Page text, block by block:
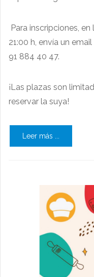
Para inscripciones,
21:00 h, envía un email
91 884 40 47.
¡Las plazas son
reservar la suya!
Leer más ...